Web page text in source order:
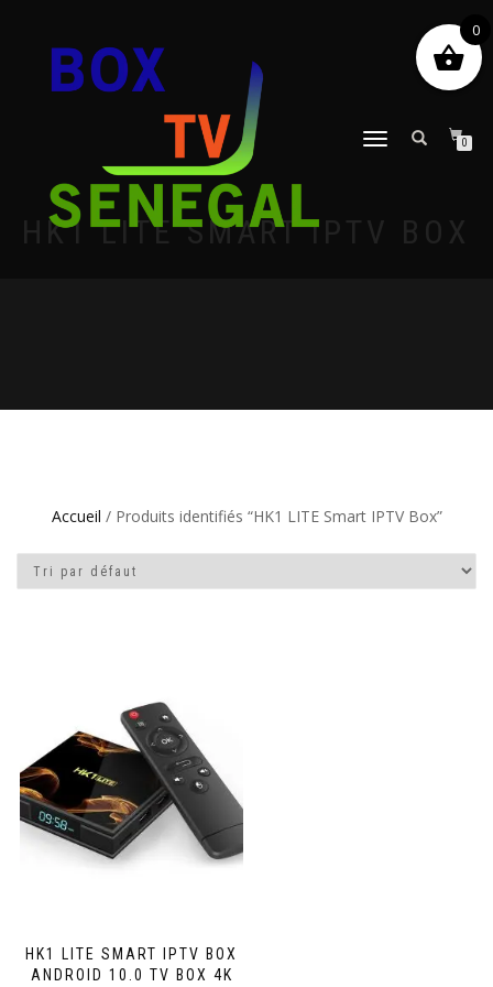
DÉPLIER
0
HK1 LITE SMART IPTV BOX
Accueil / Produits identifiés “HK1 LITE Smart IPTV Box”
HK1 LITE SMART IPTV BOX
ANDROID 10.0 TV BOX 4K
0